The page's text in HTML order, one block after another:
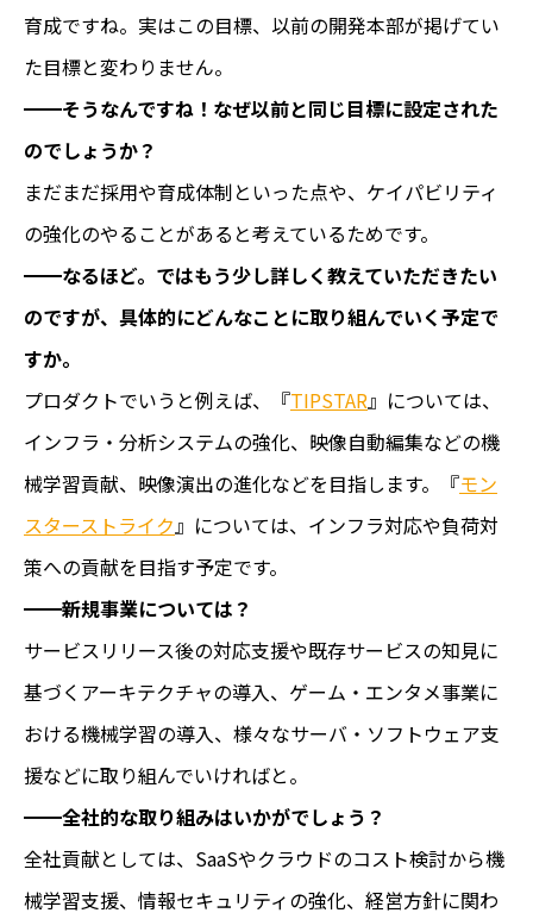
育成ですね。実はこの目標、以前の開発本部が掲げてい
た目標と変わりません。
━━そうなんですね！なぜ以前と同じ目標に設定された
のでしょうか？
まだまだ採用や育成体制といった点や、ケイパビリティ
の強化のやることがあると考えているためです。
━━なるほど。ではもう少し詳しく教えていただきたい
のですが、具体的にどんなことに取り組んでいく予定で
すか。
プロダクトでいうと例えば、『TIPSTAR』については、
インフラ・分析システムの強化、映像自動編集などの機
械学習貢献、映像演出の進化などを目指します。『モン
スターストライク』については、インフラ対応や負荷対
策への貢献を目指す予定です。
━━新規事業については？
サービスリリース後の対応支援や既存サービスの知見に
基づくアーキテクチャの導入、ゲーム・エンタメ事業に
おける機械学習の導入、様々なサーバ・ソフトウェア支
援などに取り組んでいければと。
━━全社的な取り組みはいかがでしょう？
全社貢献としては、SaaSやクラウドのコスト検討から機
械学習支援、情報セキュリティの強化、経営方針に関わ